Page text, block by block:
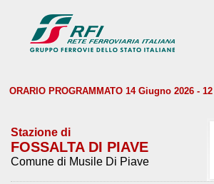
ORARIO PROGRAMMATO 14 Giugno 2026 -
Stazione di
FOSSALTA DI PIAVE
Comune di Musile Di Piave